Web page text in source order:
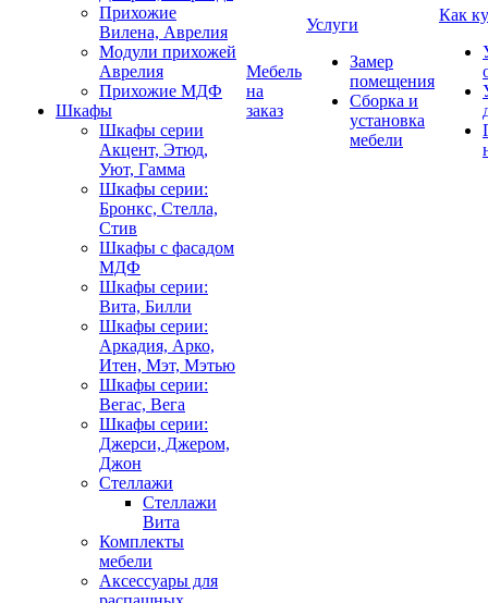
Прихожие
Вилена, Аврелия
Модули прихожей
Аврелия
Прихожие МДФ
Шкафы
Шкафы серии
Акцент, Этюд,
Уют, Гамма
Шкафы серии:
Бронкс, Стелла,
Стив
Шкафы с фасадом
МДФ
Шкафы серии:
Вита, Билли
Шкафы серии:
Аркадия, Арко,
Итен, Мэт, Мэтью
Шкафы серии:
Вегас, Вега
Шкафы серии:
Джерси, Джером,
Джон
Стеллажи
Стеллажи
Вита
Комплекты
мебели
Аксессуары для
Мебель
на
заказ
Услуги
Замер
помещения
Сборка и
установка
мебели
Как